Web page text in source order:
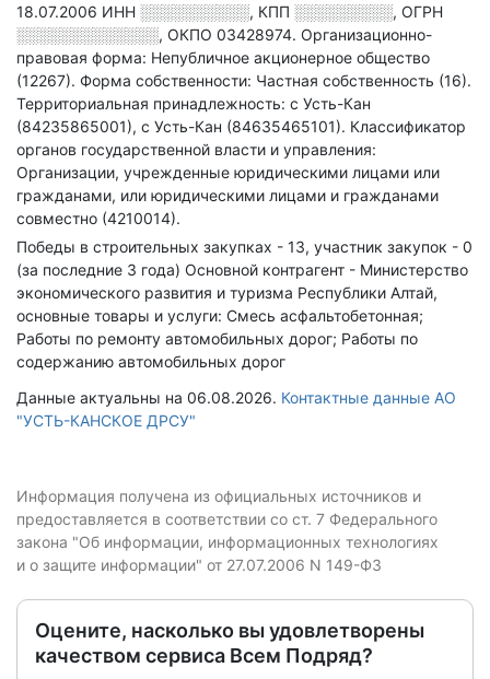
18.07.2006 ИНН ░░░░░░░░░░, КПП ░░░░░░░░░, ОГРН
░░░░░░░░░░░░░, ОКПО 03428974. Организационно-
правовая форма: Непубличное акционерное общество
(12267). Форма собственности: Частная собственность (16).
Территориальная принадлежность: с Усть-Кан
(84235865001), с Усть-Кан (84635465101). Классификатор
органов государственной власти и управления:
Организации, учрежденные юридическими лицами или
гражданами, или юридическими лицами и гражданами
совместно (4210014).
Победы в строительных закупках - 13, участник закупок - 0
(за последние 3 года) Основной контрагент - Министерство
экономического развития и туризма Республики Алтай,
основные товары и услуги: Смесь асфальтобетонная;
Работы по ремонту автомобильных дорог; Работы по
содержанию автомобильных дорог
Данные актуальны на 06.08.2026. Контактные данные АО
"УСТЬ-КАНСКОЕ ДРСУ"
Информация получена из официальных источников и
предоставляется в соответствии со ст. 7 Федерального
закона "Об информации, информационных технологиях
и о защите информации" от 27.07.2006 N 149-ФЗ
Оцените, насколько вы удовлетворены
качеством сервиса Всем Подряд?